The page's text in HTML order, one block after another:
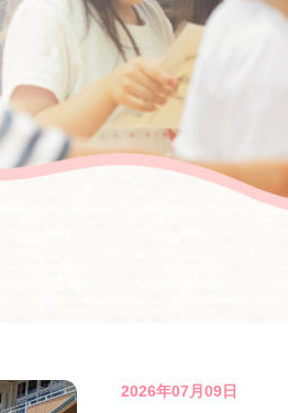
2026年07月09日